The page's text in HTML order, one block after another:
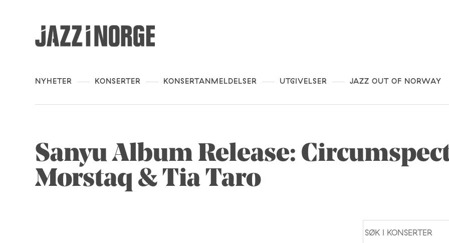
NYHETER KONSERTER KONSERTANMELDELSER UTGIVELSER JAZZ OUT OF NORWAY
Sanyu Album Release:
Morstaq & Tia Taro